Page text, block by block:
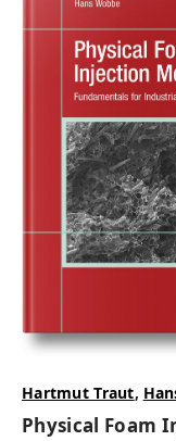
Hartmut Traut,
Physical Foam